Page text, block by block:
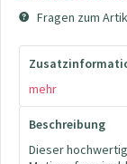
Fragen zum
mehr
Beschreibung
Dieser